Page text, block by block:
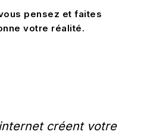
pensez et faites
votre réalité.
créent votre